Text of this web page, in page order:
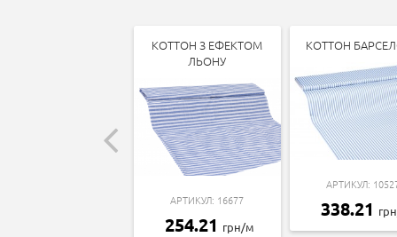
КОТТОН З ЕФЕКТОМ
ЛЬОНУ
АРТИКУЛ: 16677
254.21 грн/м
КОТТОН
АРТИКУЛ:
338.21